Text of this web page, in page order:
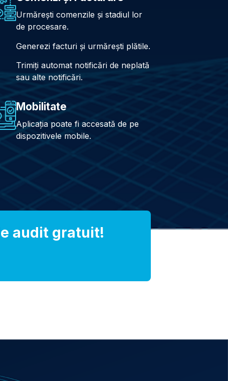
Urmărești comenzile și stadiul lor
de procesare.
Generezi facturi și urmărești plătile.
Trimiți automat notificări de neplată
sau alte notificări.
Mobilitate
Aplicația poate fi accesată de pe
dispozitivele mobile.
audit gratuit!